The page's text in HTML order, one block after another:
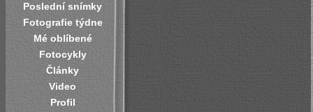
Poslední snímky
Fotografie týdne
Mé oblíbené
Fotocykly
Články
Video
Profil